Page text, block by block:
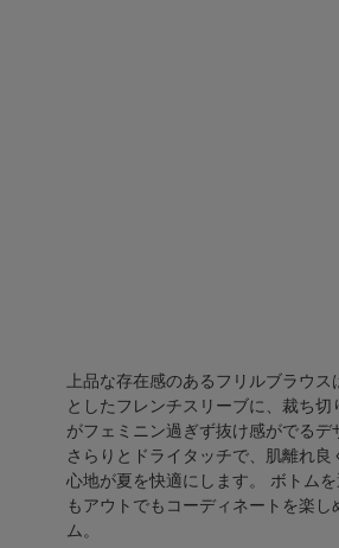
上品な存在感のあるフリルブラウス
としたフレンチスリーブに、裁ち切
がフェミニン過ぎず抜け感がでるデ
さらりとドライタッチで、肌離れ良
心地が夏を快適にします。 ボトム
もアウトでもコーディネートを楽し
ム。